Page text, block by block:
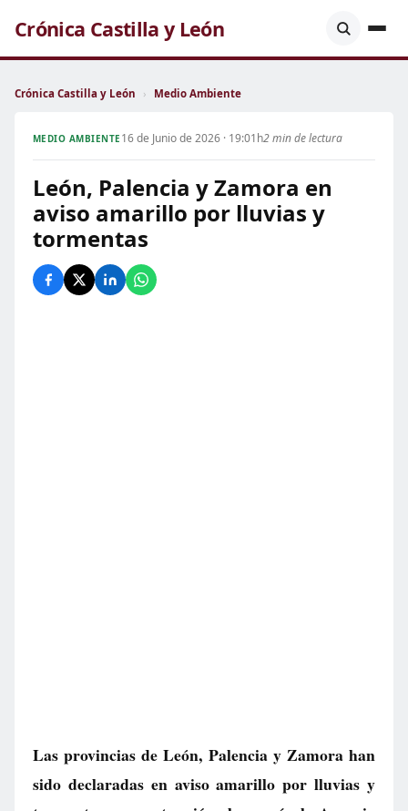
Crónica Castilla y León
Crónica Castilla y León › Medio Ambiente
MEDIO AMBIENTE 16 de Junio de 2026 · 19:01h2 min de lectura
León, Palencia y Zamora en
aviso amarillo por lluvias y
tormentas
Las provincias de León, Palencia y Zamora han
sido declaradas en aviso amarillo por lluvias y